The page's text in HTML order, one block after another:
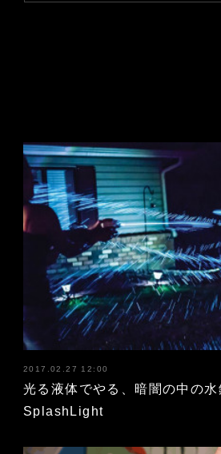
2017.02.27 12:00
光る液体でやる、暗闇の中の水
SplashLight